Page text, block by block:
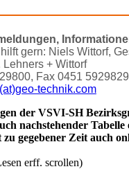
gern: Niels Wittorf,
Lehners + Wittorf
Fax 0451 5929829
technik.com
der VSVI-SH
nachstehender Tabelle
gegebener Zeit auch
erff. scrollen)